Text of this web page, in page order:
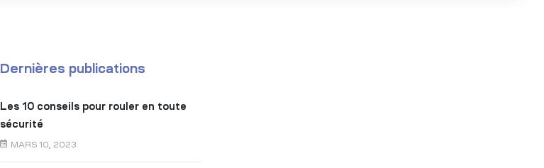
Dernières publications
Les 10 conseils pour rouler en toute
sécurité
MARS 10, 2023